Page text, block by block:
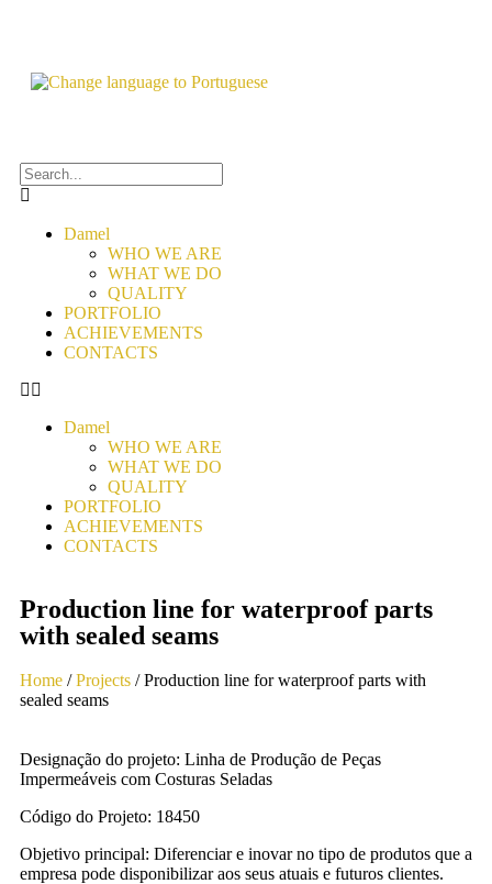
Damel
WHO WE ARE
WHAT WE DO
QUALITY
PORTFOLIO
ACHIEVEMENTS
CONTACTS
Damel
WHO WE ARE
WHAT WE DO
QUALITY
PORTFOLIO
ACHIEVEMENTS
CONTACTS
Production line for waterproof parts
with sealed seams
Home /Projects / Production line for waterproof parts with
sealed seams
Designação do projeto: Linha de Produção de Peças
Impermeáveis com Costuras Seladas
Código do Projeto: 18450
Objetivo principal: Diferenciar e inovar no tipo de produtos que a
empresa pode disponibilizar aos seus atuais e futuros clientes.